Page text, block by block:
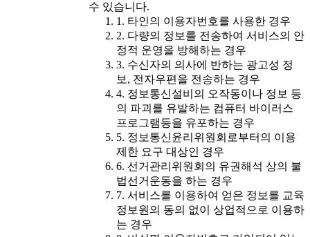
수 있습니다.
1. 타인의 이용자번호를 사용한 경우
2. 다량의 정보를 전송하여 서비스의 안
정적 운영을 방해하는 경우
3. 수신자의 의사에 반하는 광고성 정
보, 전자우편을 전송하는 경우
4. 정보통신설비의 오작동이나 정보 등
의 파괴를 유발하는 컴퓨터 바이러스
프로그램등을 유포하는 경우
5. 정보통신윤리위원회로부터의 이용
제한 요구 대상인 경우
6. 선거관리위원회의 유권해석 상의 불
법선거운동을 하는 경우
7. 서비스를 이용하여 얻은 정보를 교육
정보원의 동의 없이 상업적으로 이용하
는 경우